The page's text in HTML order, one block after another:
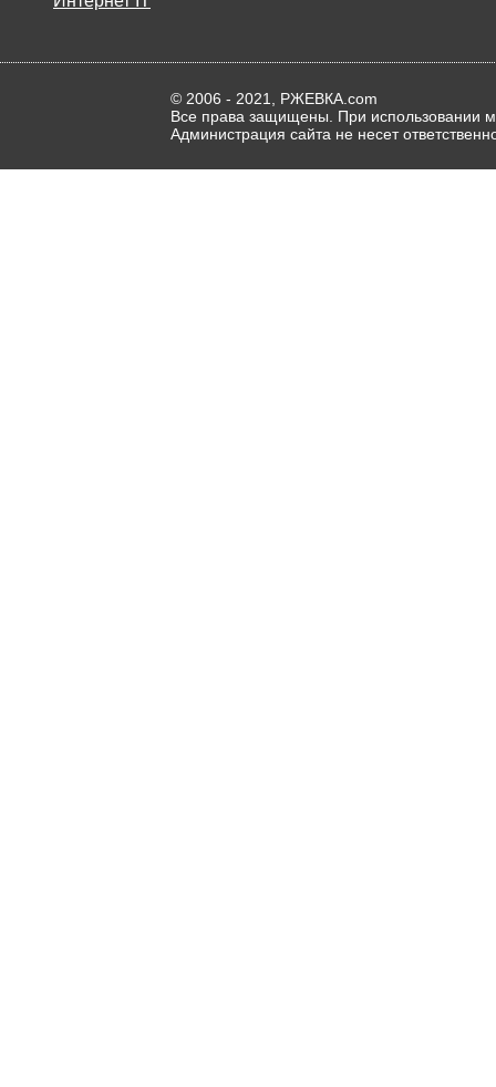
© 2006 - 2021, РЖЕВКА.com
Все права защищены. При использовании
Администрация сайта не несет